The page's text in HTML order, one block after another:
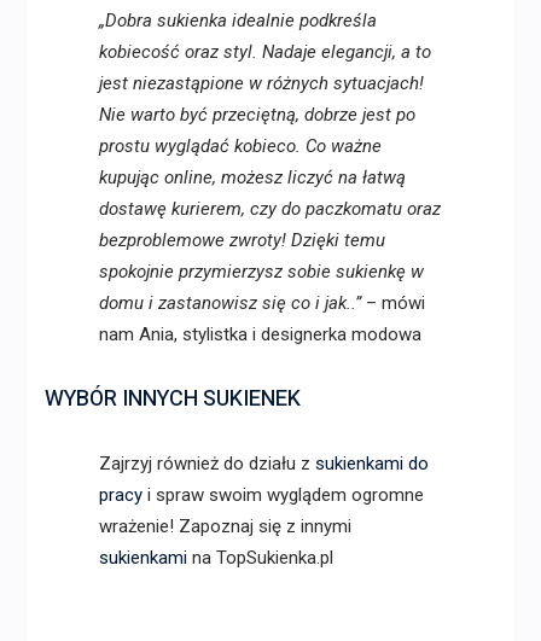
„Dobra sukienka idealnie podkreśla
kobiecość oraz styl. Nadaje elegancji, a to
jest niezastąpione w różnych sytuacjach!
Nie warto być przeciętną, dobrze jest po
prostu wyglądać kobieco. Co ważne
kupując online, możesz liczyć na łatwą
dostawę kurierem, czy do paczkomatu oraz
bezproblemowe zwroty! Dzięki temu
spokojnie przymierzysz sobie sukienkę w
domu i zastanowisz się co i jak..”– mówi
nam Ania, stylistka i designerka modowa
WYBÓR INNYCH SUKIENEK
Zajrzyj również do działu z sukienkami do
pracyi spraw swoim wyglądem ogromne
wrażenie! Zapoznaj się z innymi
sukienkamina TopSukienka.pl